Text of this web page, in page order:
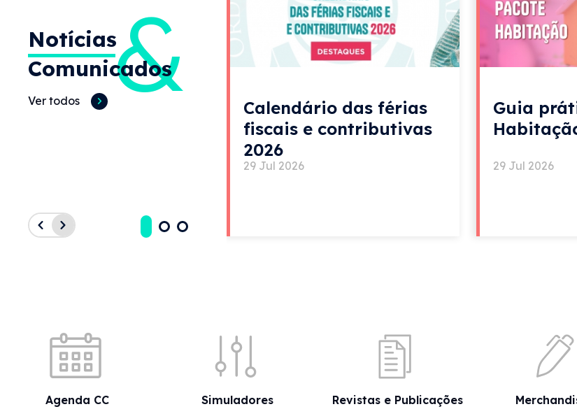
Notícias&
Comunicados
Ver todos
Calendário das férias
fiscais e contributivas
2026
29 Jul 2026
Guia
29 Jul 2026
Agenda CC Simuladores Revistas e Publicações